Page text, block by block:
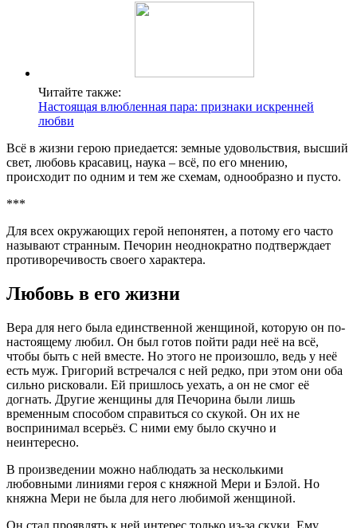
Читайте также:
Настоящая влюбленная пара: признаки искренней
любви
Всё в жизни герою приедается: земные удовольствия, высший
свет, любовь красавиц, наука – всё, по его мнению,
происходит по одним и тем же схемам, однообразно и пусто.
***
Для всех окружающих герой непонятен, а потому его часто
называют странным. Печорин неоднократно подтверждает
противоречивость своего характера.
Любовь в его жизни
Вера для него была единственной женщиной, которую он по-
настоящему любил. Он был готов пойти ради неё на всё,
чтобы быть с ней вместе. Но этого не произошло, ведь у неё
есть муж. Григорий встречался с ней редко, при этом они оба
сильно рисковали. Ей пришлось уехать, а он не смог её
догнать. Другие женщины для Печорина были лишь
временным способом справиться со скукой. Он их не
воспринимал всерьёз. С ними ему было скучно и
неинтересно.
В произведении можно наблюдать за несколькими
любовными линиями героя с княжной Мери и Бэлой. Но
княжна Мери не была для него любимой женщиной.
Он стал проявлять к ней интерес только из-за скуки. Ему